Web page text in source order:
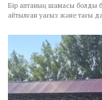
Бір аптаның шамасы болды
айтылған уағыз және тағы